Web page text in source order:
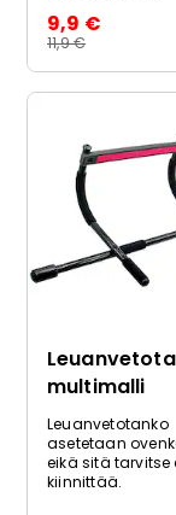
11,9 €
9,9 €
multimalli
Leuanvetotanko
asetetaan
eikä sitä tarvitse
kiinnittää.